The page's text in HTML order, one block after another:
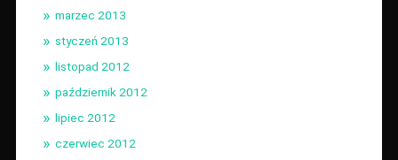
marzec 2013
styczeń 2013
listopad 2012
październik 2012
lipiec 2012
czerwiec 2012